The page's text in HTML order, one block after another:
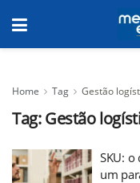
Home Tag Gestão
Tag:Gestão
SKU: o
um